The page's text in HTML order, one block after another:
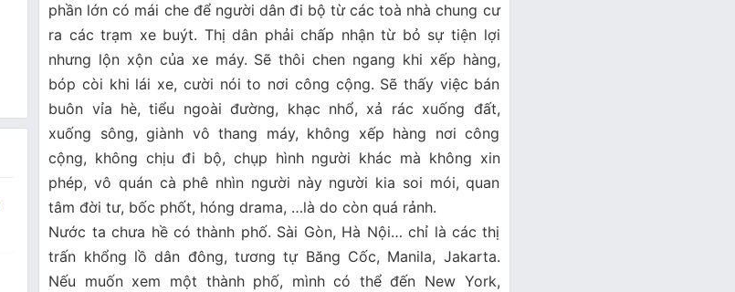
phần lớn có mái che để người dân đi bộ từ các toà nhà chung cư
ra các trạm xe buýt. Thị dân phải chấp nhận từ bỏ sự tiện lợi
nhưng lộn xộn của xe máy. Sẽ thôi chen ngang khi xếp hàng,
bóp còi khi lái xe, cười nói to nơi công cộng. Sẽ thấy việc bán
buôn vỉa hè, tiểu ngoài đường, khạc nhổ, xả rác xuống đất,
xuống sông, giành vô thang máy, không xếp hàng nơi công
cộng, không chịu đi bộ, chụp hình người khác mà không xin
phép, vô quán cà phê nhìn người này người kia soi mói, quan
tâm đời tư, bốc phốt, hóng drama, …là do còn quá rảnh.
Nước ta chưa hề có thành phố. Sài Gòn, Hà Nội… chỉ là các thị
trấn khổng lồ dân đông, tương tự Băng Cốc, Manila, Jakarta.
Nếu muốn xem một thành phố, mình có thể đến New York,